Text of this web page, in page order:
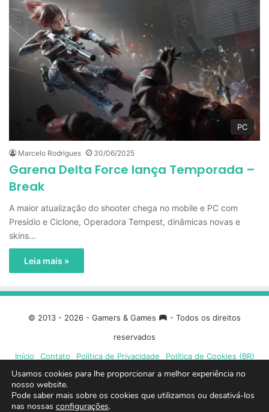
PC
Marcelo Rodrigues 30/06/2025
Garena Delta Force lança Temporada –
Break
A maior atualização do shooter chega no mobile e PC com
Presídio e Ciclone, Operadora Tempest, dinâmicas novas e
skins…
Leia mais »
© 2013 - 2026 - Gamers & Games
- Todos os direitos
reservados
Início
Contato Política de Privacidade Política de Cookies (BR)
Facebook
X
Usamos cookies para lhe proporcionar a melhor experiência no
nosso website.
Pode saber mais sobre os cookies que utilizamos ou desativá-los
nas nossas configurações.